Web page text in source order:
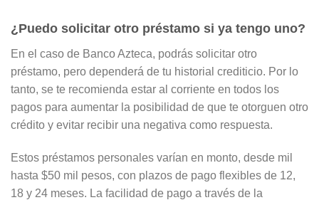
¿Puedo solicitar otro préstamo si ya tengo uno?
En el caso de Banco Azteca, podrás solicitar otro
préstamo, pero dependerá de tu historial crediticio. Por lo
tanto, se te recomienda estar al corriente en todos los
pagos para aumentar la posibilidad de que te otorguen otro
crédito y evitar recibir una negativa como respuesta.
Estos préstamos personales varían en monto, desde mil
hasta $50 mil pesos, con plazos de pago flexibles de 12,
18 y 24 meses. La facilidad de pago a través de la